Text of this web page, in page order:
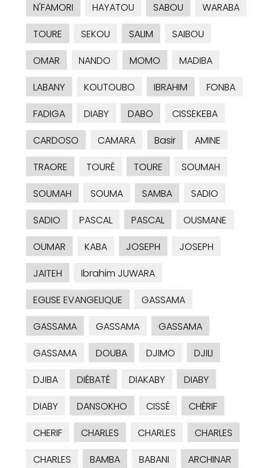
N'FAMORI
HAYATOU SABOU
WARABA
TOURE
SEKOU SALIM
SAIBOU
OMAR
NANDO MOMO
MADIBA
LABANY
KOUTOUBO IBRAHIM
FONBA
FADIGA
DIABY DABO
CISSEKEBA
CARDOSO
CAMARA Basir
AMINE
TRAORE
TOURÉ TOURE
SOUMAH
SOUMAH
SOUMA SAMBA
SADIO
SADIO
PASCAL PASCAL
OUSMANE
OUMAR
KABA JOSEPH
JOSEPH
JAITEH
Ibrahim JUWARA
EGLISE EVANGELIQUE
GASSAMA
GASSAMA
GASSAMA
GASSAMA
GASSAMA
DOUBA DJIMO
DJILI
DJIBA
DIÉBATÉ DIAKABY
DIABY
DIABY
DANSOKHO CISSÉ
CHÈRIF
CHERIF
CHARLES CHARLES
CHARLES
CHARLES
BAMBA BABANI
ARCHINAR